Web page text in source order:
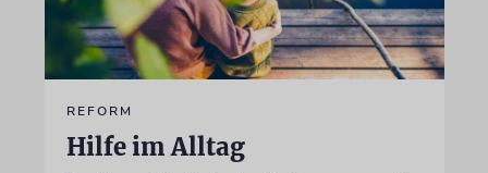
REFORM
Hilfe im Alltag